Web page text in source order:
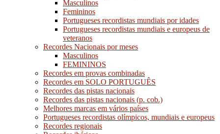
Masculinos
Femininos
Portugueses recordistas mundiais por idades
Portugueses recordistas mundiais e europeus de
veteranos
Recordes Nacionais por meses
Masculinos
FEMININOS
Recordes em provas combinadas
Recordes em SOLO PORTUGUÊS
Recordes das pistas nacionais
Recordes das pistas nacionais (p. cob.)
Melhores marcas em vários países
Portugueses recordistas olímpicos, mundiais e europeus
Recordes regionais